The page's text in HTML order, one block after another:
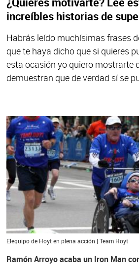
increíbles historias de
Habrás leído muchísimas frases
que te haya dicho que si quieres
esta ocasión yo quiero mostrarte
demuestran que de verdad sí se
Elequipo de Hoyt en plena acción | Team Hoyt
Ramón Arroyo acaba un Iron Man